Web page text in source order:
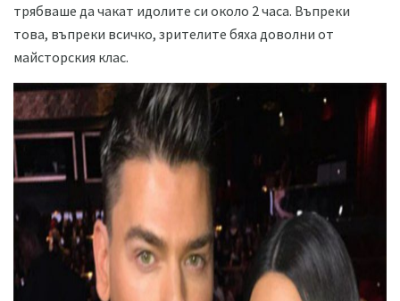
трябваше да чакат идолите си около 2 часа. Въпреки
това, въпреки всичко, зрителите бяха доволни от
майсторския клас.